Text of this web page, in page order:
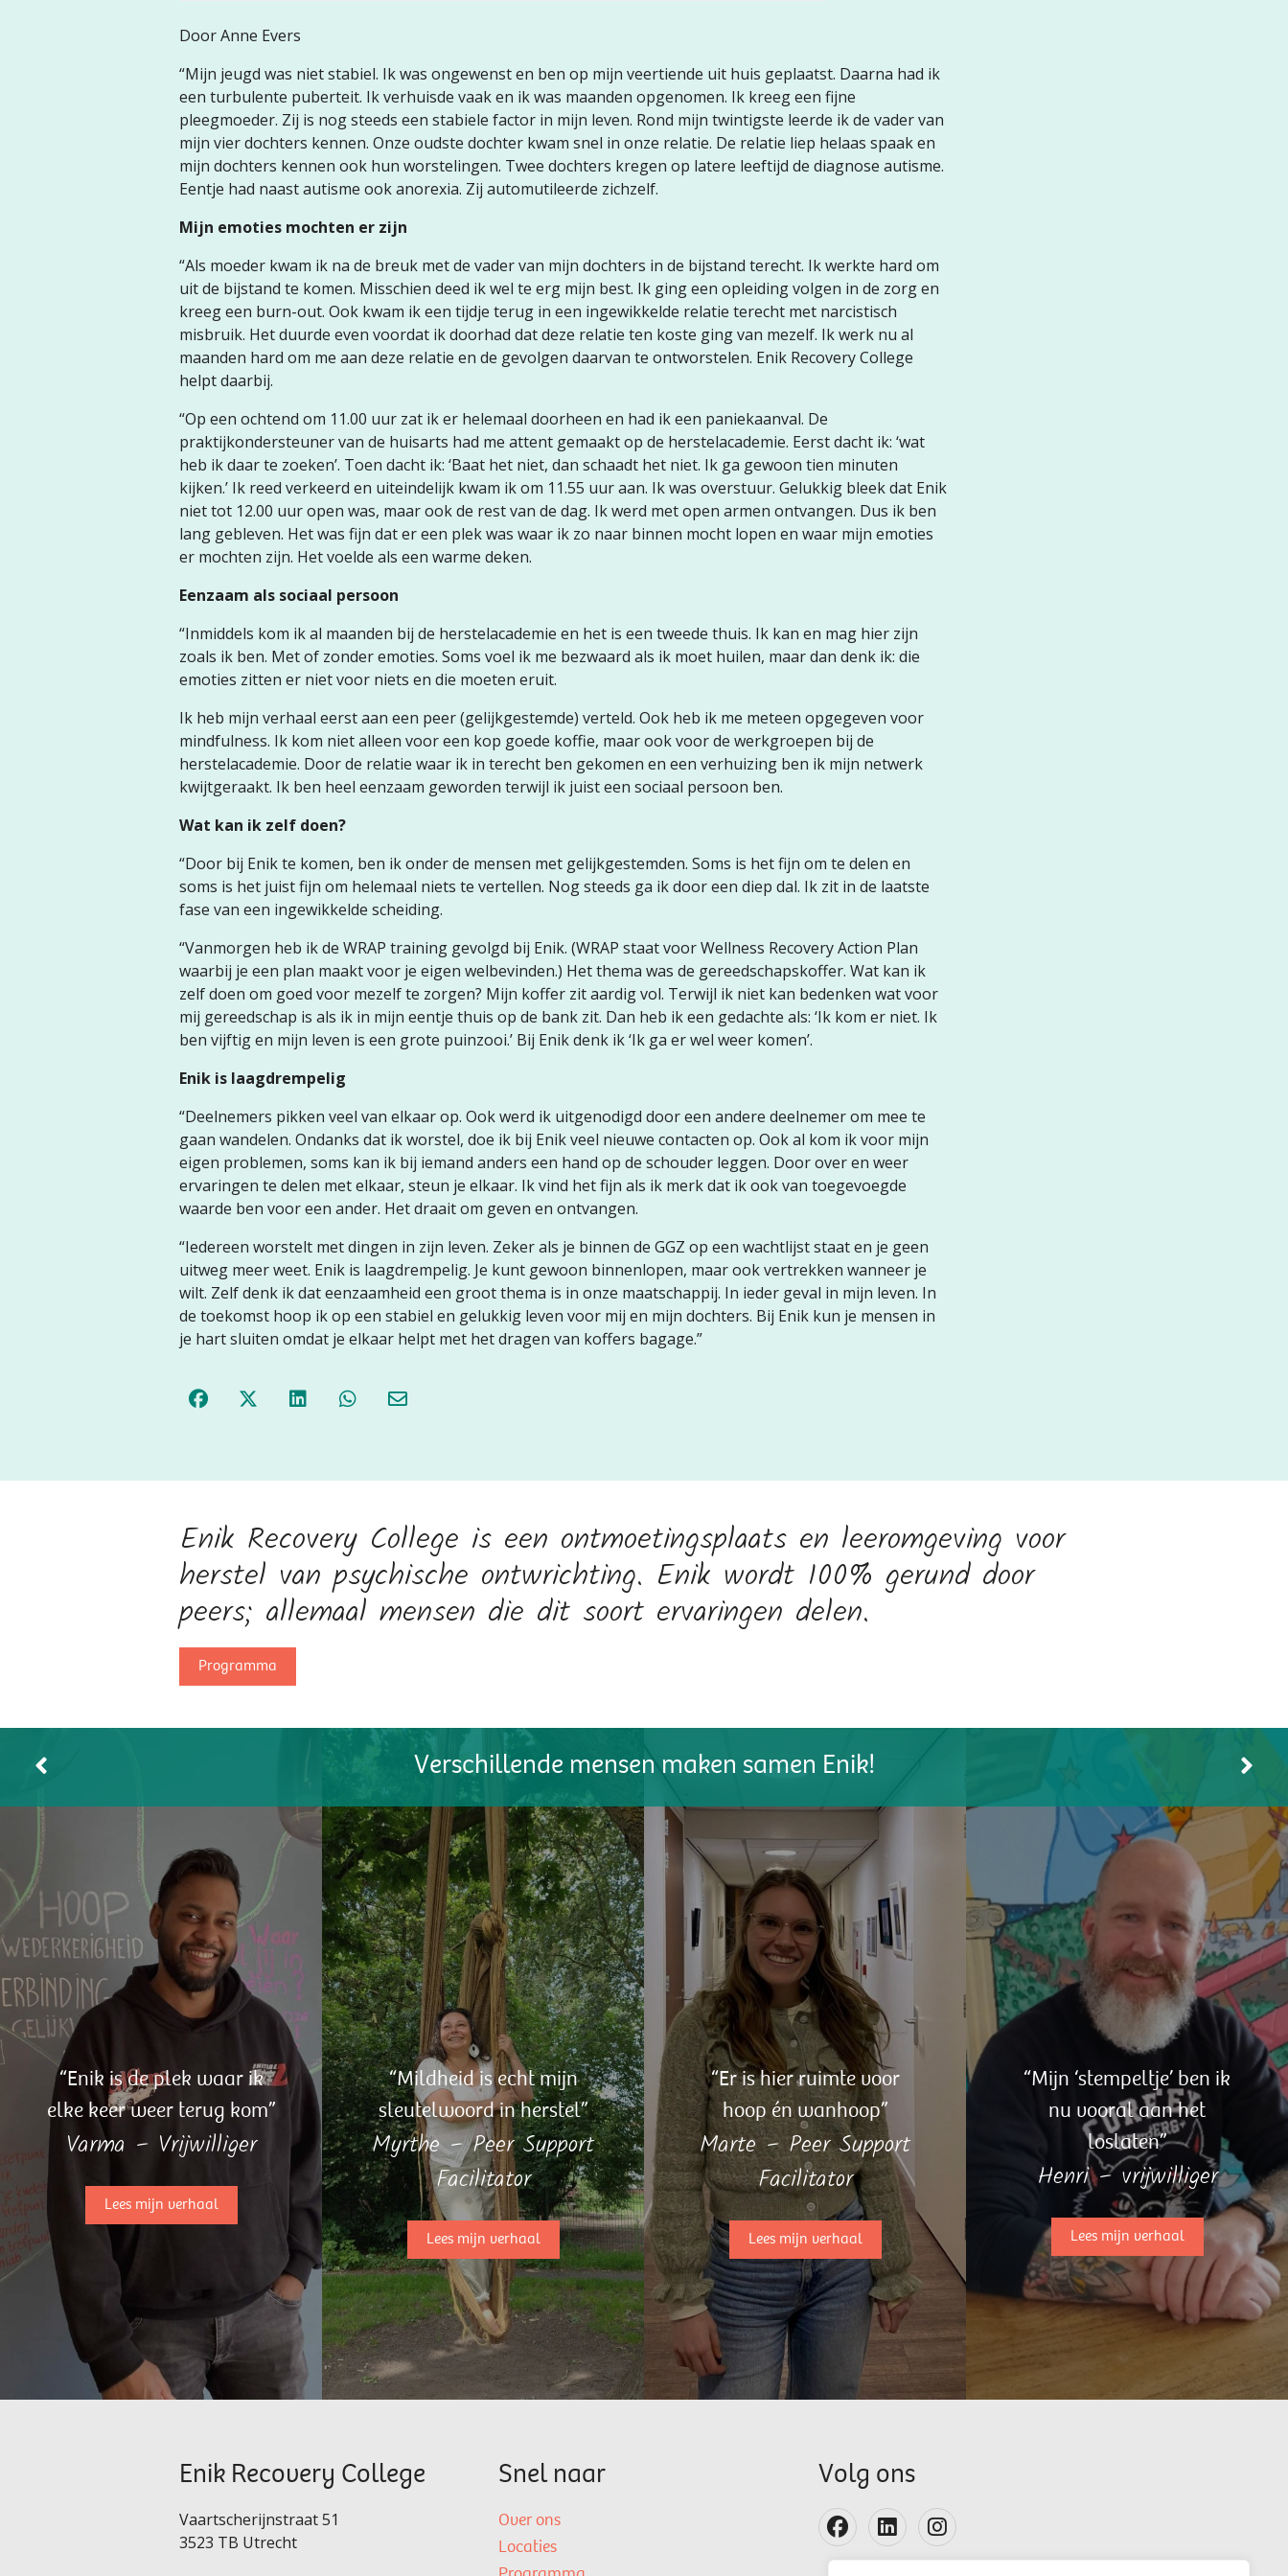
Door Anne Evers
“Mijn jeugd was niet stabiel. Ik was ongewenst en ben op mijn veertiende uit huis geplaatst. Daarna had ik
een turbulente puberteit. Ik verhuisde vaak en ik was maanden opgenomen. Ik kreeg een fijne
pleegmoeder. Zij is nog steeds een stabiele factor in mijn leven. Rond mijn twintigste leerde ik de vader van
mijn vier dochters kennen. Onze oudste dochter kwam snel in onze relatie. De relatie liep helaas spaak en
mijn dochters kennen ook hun worstelingen. Twee dochters kregen op latere leeftijd de diagnose autisme.
Eentje had naast autisme ook anorexia. Zij automutileerde zichzelf.
Mijn emoties mochten er zijn
“Als moeder kwam ik na de breuk met de vader van mijn dochters in de bijstand terecht. Ik werkte hard om
uit de bijstand te komen. Misschien deed ik wel te erg mijn best. Ik ging een opleiding volgen in de zorg en
kreeg een burn-out. Ook kwam ik een tijdje terug in een ingewikkelde relatie terecht met narcistisch
misbruik. Het duurde even voordat ik doorhad dat deze relatie ten koste ging van mezelf. Ik werk nu al
maanden hard om me aan deze relatie en de gevolgen daarvan te ontworstelen. Enik Recovery College
helpt daarbij.
“Op een ochtend om 11.00 uur zat ik er helemaal doorheen en had ik een paniekaanval. De
praktijkondersteuner van de huisarts had me attent gemaakt op de herstelacademie. Eerst dacht ik: ‘wat
heb ik daar te zoeken’. Toen dacht ik: ‘Baat het niet, dan schaadt het niet. Ik ga gewoon tien minuten
kijken.’ Ik reed verkeerd en uiteindelijk kwam ik om 11.55 uur aan. Ik was overstuur. Gelukkig bleek dat Enik
niet tot 12.00 uur open was, maar ook de rest van de dag. Ik werd met open armen ontvangen. Dus ik ben
lang gebleven. Het was fijn dat er een plek was waar ik zo naar binnen mocht lopen en waar mijn emoties
er mochten zijn. Het voelde als een warme deken.
Eenzaam als sociaal persoon
“Inmiddels kom ik al maanden bij de herstelacademie en het is een tweede thuis. Ik kan en mag hier zijn
zoals ik ben. Met of zonder emoties. Soms voel ik me bezwaard als ik moet huilen, maar dan denk ik: die
emoties zitten er niet voor niets en die moeten eruit.
Ik heb mijn verhaal eerst aan een peer (gelijkgestemde) verteld. Ook heb ik me meteen opgegeven voor
mindfulness. Ik kom niet alleen voor een kop goede koffie, maar ook voor de werkgroepen bij de
herstelacademie. Door de relatie waar ik in terecht ben gekomen en een verhuizing ben ik mijn netwerk
kwijtgeraakt. Ik ben heel eenzaam geworden terwijl ik juist een sociaal persoon ben.
Wat kan ik zelf doen?
“Door bij Enik te komen, ben ik onder de mensen met gelijkgestemden. Soms is het fijn om te delen en
soms is het juist fijn om helemaal niets te vertellen. Nog steeds ga ik door een diep dal. Ik zit in de laatste
fase van een ingewikkelde scheiding.
“Vanmorgen heb ik de WRAP training gevolgd bij Enik. (WRAP staat voor Wellness Recovery Action Plan
waarbij je een plan maakt voor je eigen welbevinden.) Het thema was de gereedschapskoffer. Wat kan ik
zelf doen om goed voor mezelf te zorgen? Mijn koffer zit aardig vol. Terwijl ik niet kan bedenken wat voor
mij gereedschap is als ik in mijn eentje thuis op de bank zit. Dan heb ik een gedachte als: ‘Ik kom er niet. Ik
ben vijftig en mijn leven is een grote puinzooi.’ Bij Enik denk ik ‘Ik ga er wel weer komen’.
Enik is laagdrempelig
“Deelnemers pikken veel van elkaar op. Ook werd ik uitgenodigd door een andere deelnemer om mee te
gaan wandelen. Ondanks dat ik worstel, doe ik bij Enik veel nieuwe contacten op. Ook al kom ik voor mijn
eigen problemen, soms kan ik bij iemand anders een hand op de schouder leggen. Door over en weer
ervaringen te delen met elkaar, steun je elkaar. Ik vind het fijn als ik merk dat ik ook van toegevoegde
waarde ben voor een ander. Het draait om geven en ontvangen.
“Iedereen worstelt met dingen in zijn leven. Zeker als je binnen de GGZ op een wachtlijst staat en je geen
uitweg meer weet. Enik is laagdrempelig. Je kunt gewoon binnenlopen, maar ook vertrekken wanneer je
wilt. Zelf denk ik dat eenzaamheid een groot thema is in onze maatschappij. In ieder geval in mijn leven. In
de toekomst hoop ik op een stabiel en gelukkig leven voor mij en mijn dochters. Bij Enik kun je mensen in
je hart sluiten omdat je elkaar helpt met het dragen van koffers bagage.”
Enik Recovery College is een ontmoetingsplaats en leeromgeving voor
herstel van psychische ontwrichting. Enik wordt 100% gerund door
peers; allemaal mensen die dit soort ervaringen delen.
Programma
“Enik is de plek waar ik
elke keer weer terug kom”
Varma – Vrijwilliger
Lees mijn verhaal
“Mildheid is echt mijn
sleutelwoord in herstel”
Myrthe – Peer Support
Facilitator
Lees mijn verhaal
“Er is hier ruimte voor
hoop én wanhoop”
Marte – Peer Support
Facilitator
Lees mijn verhaal
“Mijn ‘stempeltje’ ben ik
nu vooral aan het
loslaten”
Henri – vrijwilliger
Lees mijn verhaal
Enik Recovery College
Vaartscherijnstraat 51
3523 TB Utrecht
Snel naar
Over ons
Locaties
Volg ons